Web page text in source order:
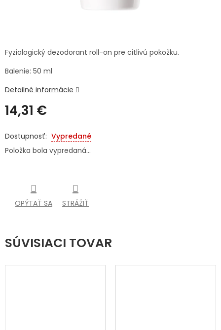
LIEKY
VETERINA
Prihlásenie
14,31 €
cena:
Vypredané
Položka bola vypredaná…
Fyziologický dezodorant roll-on pre citlivú pokožku.
Balenie: 50 ml
Detailné informácie
OPÝTAŤ SA STRÁŽIŤ
SÚVISIACI TOVAR